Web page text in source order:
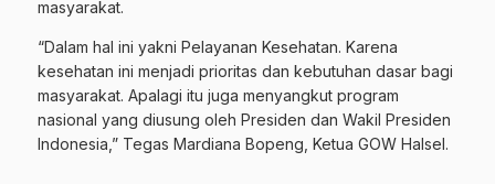
masyarakat.
“Dalam hal ini yakni Pelayanan Kesehatan. Karena
kesehatan ini menjadi prioritas dan kebutuhan dasar bagi
masyarakat. Apalagi itu juga menyangkut program
nasional yang diusung oleh Presiden dan Wakil Presiden
Indonesia,” Tegas Mardiana Bopeng, Ketua GOW Halsel.